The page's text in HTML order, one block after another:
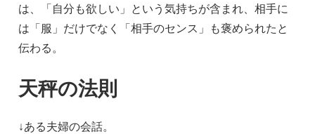
は、「自分も欲しい」という気持ちが含まれ、相手に
は「服」だけでなく「相手のセンス」も褒められたと
伝わる。
天秤の法則
↓ある夫婦の会話。